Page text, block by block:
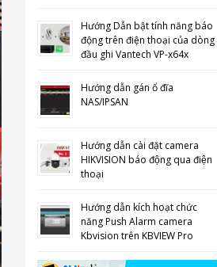
Hướng Dẫn bật tính năng báo
động trên điện thoại của dòng
đầu ghi Vantech VP-x64x
Hướng dẫn gán ổ đĩa
NAS/IPSAN
Hướng dẫn cài đặt camera
HIKVISION báo động qua điện
thoại
Hướng dẫn kích hoạt chức
năng Push Alarm camera
Kbvision trên KBVIEW Pro